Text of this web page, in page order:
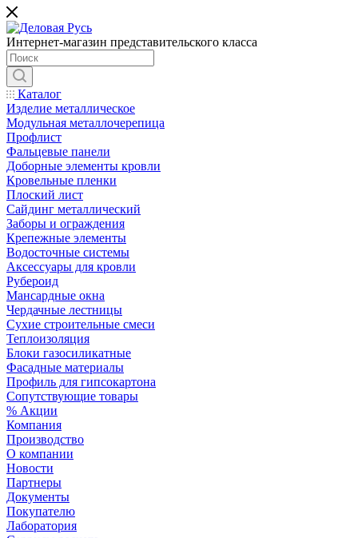
Интернет-магазин представительского класса
Каталог
Изделие металлическое
Модульная металлочерепица
Профлист
Фальцевые панели
Доборные элементы кровли
Кровельные пленки
Плоский лист
Сайдинг металлический
Заборы и ограждения
Крепежные элементы
Водосточные системы
Аксессуары для кровли
Рубероид
Мансардные окна
Чердачные лестницы
Сухие строительные смеси
Теплоизоляция
Блоки газосиликатные
Фасадные материалы
Профиль для гипсокартона
Сопутствующие товары
% Акции
Компания
Производство
О компании
Новости
Партнеры
Документы
Покупателю
Лаборатория